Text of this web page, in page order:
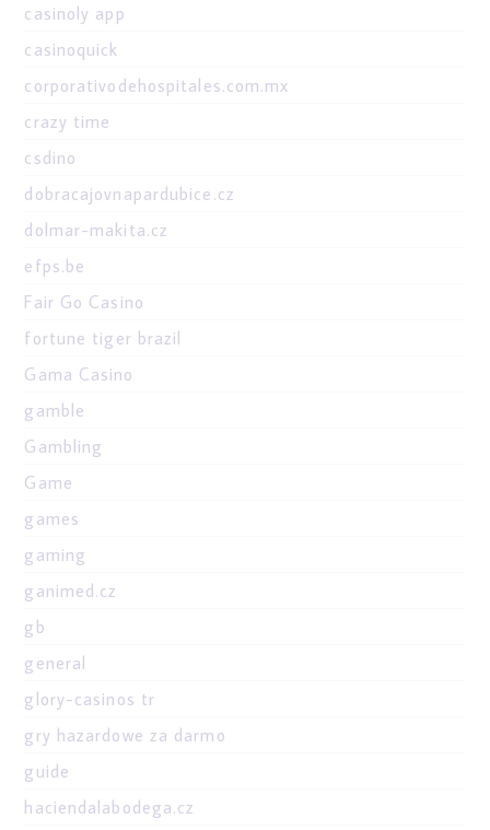
casinoly app
casinoquick
corporativodehospitales.com.mx
crazy time
csdino
dobracajovnapardubice.cz
dolmar-makita.cz
efps.be
Fair Go Casino
fortune tiger brazil
Gama Casino
gamble
Gambling
Game
games
gaming
ganimed.cz
gb
general
glory-casinos tr
gry hazardowe za darmo
guide
haciendalabodega.cz